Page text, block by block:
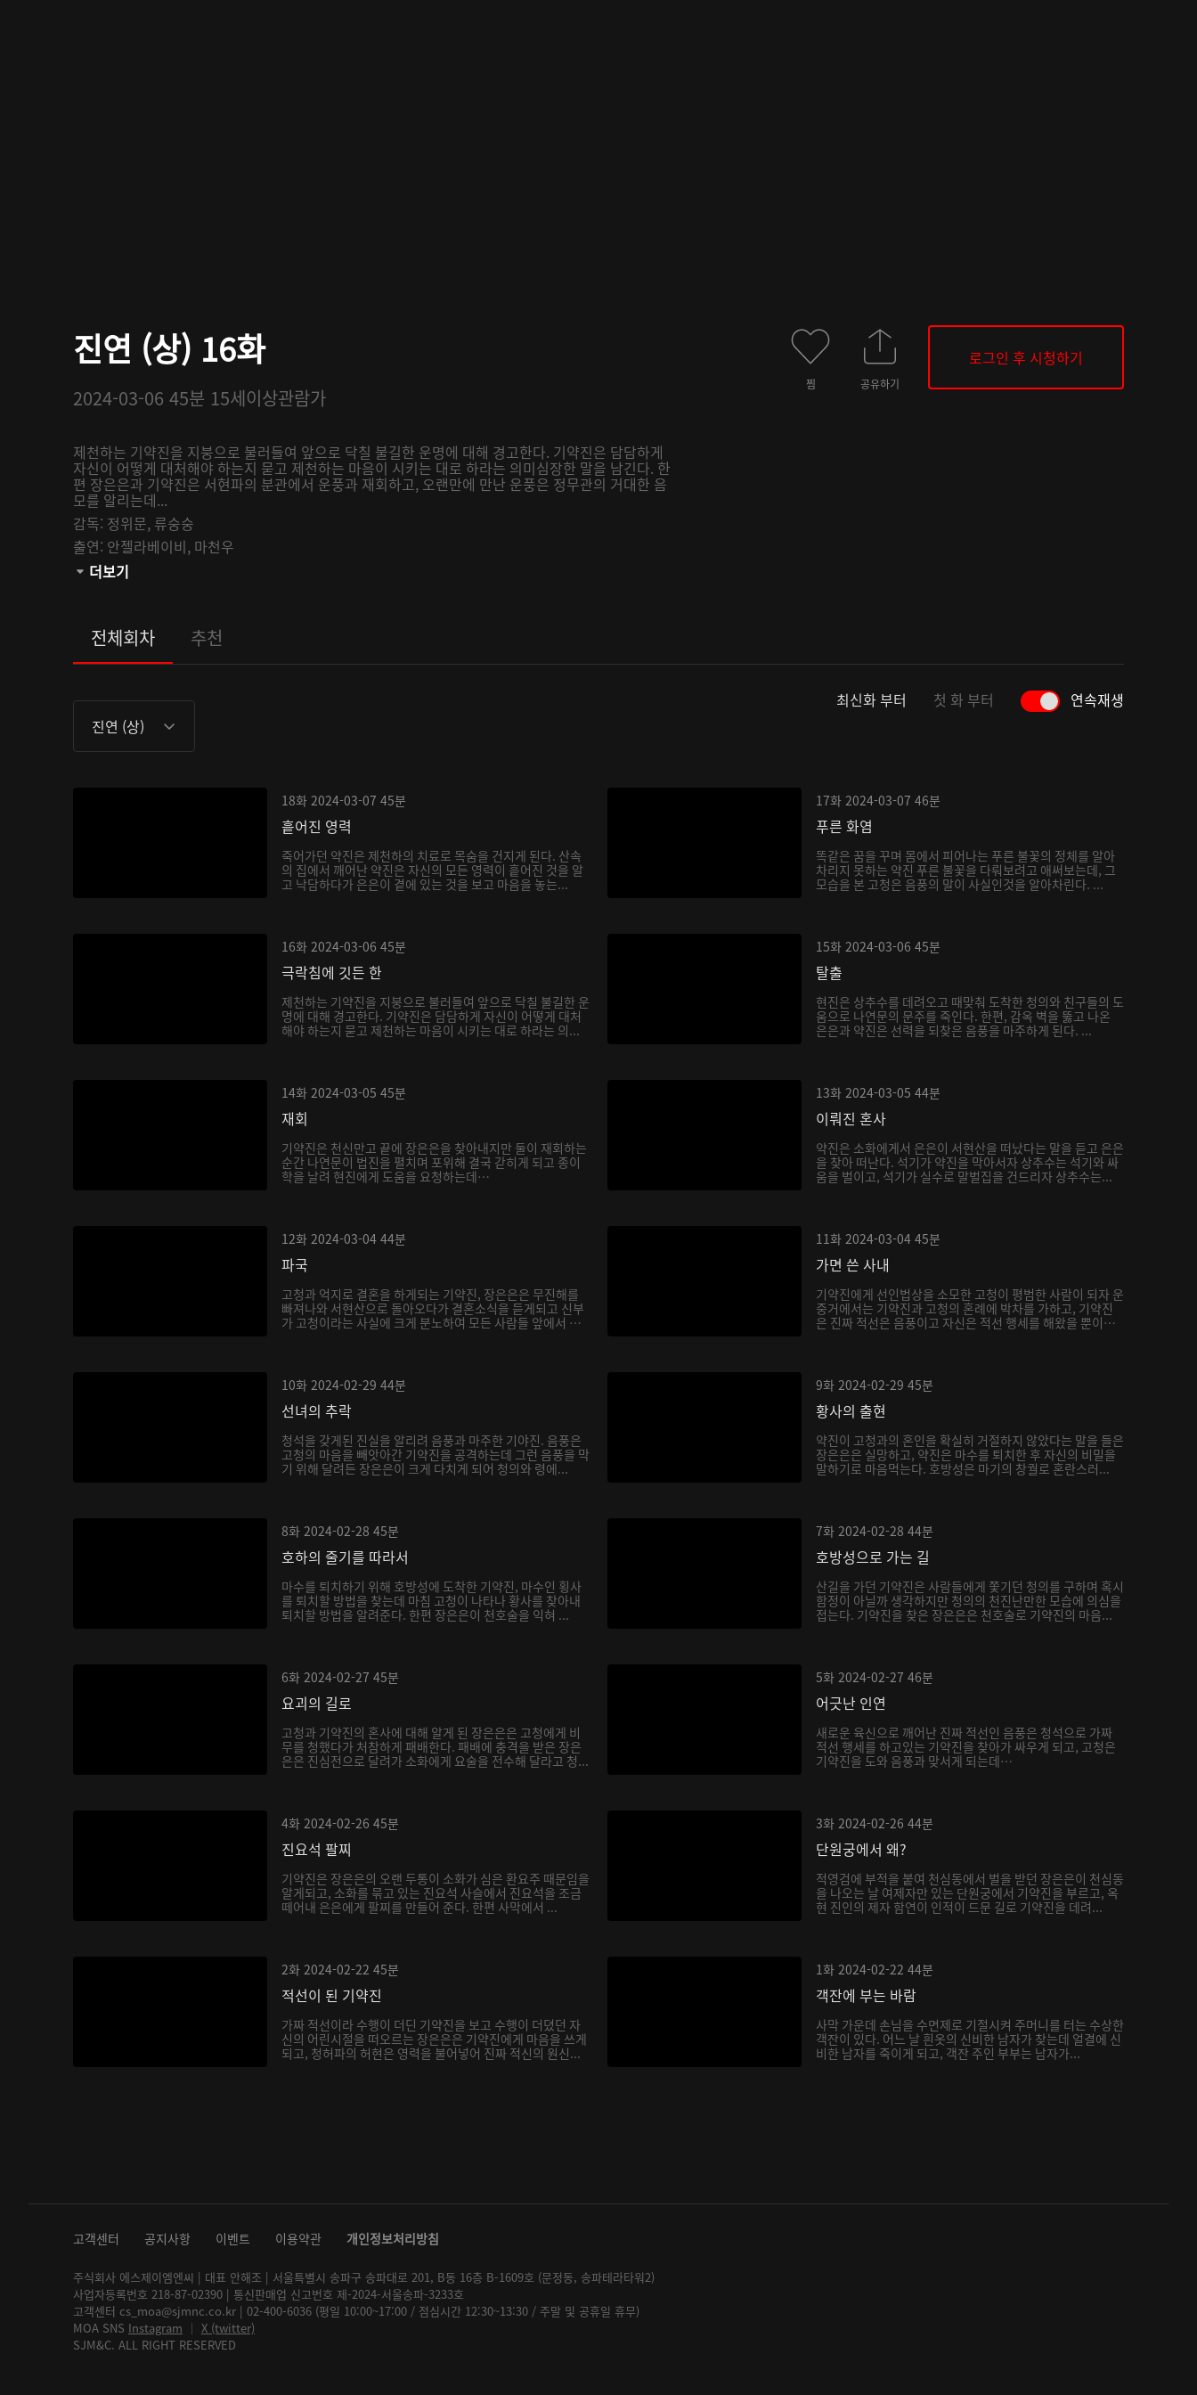
진연 (상) 16화
2024-03-06 45분 15세이상관람가
제천하는 기약진을 지붕으로 불러들여 앞으로 닥칠 불길한 운명에 대해 경고한다. 기약진은 담담하게
자신이 어떻게 대처해야 하는지 묻고 제천하는 마음이 시키는 대로 하라는 의미심장한 말을 남긴다. 한
편 장은은과 기약진은 서현파의 분관에서 운풍과 재회하고, 오랜만에 만난 운풍은 정무관의 거대한 음
모를 알리는데...
감독: 정위문, 류숭숭
출연: 안젤라베이비, 마천우
관람등급:
더보기
찜 공유하기
로그인 후 시청하기
전체회차 추천
진연 (상)
최신화 부터 첫 화 부터 연속재생
18화 2024-03-07 45분
흩어진 영력
죽어가던 약진은 제천하의 치료로 목숨을 건지게 된다. 산속
의 집에서 깨어난 약진은 자신의 모든 영력이 흩어진 것을 알
고 낙담하다가 은은이 곁에 있는 것을 보고 마음을 놓는...
17화 2024-03-07 46분
푸른 화염
똑같은 꿈을 꾸며 몸에서 피어나는 푸른 불꽃의 정체를 알아
차리지 못하는 약진 푸른 불꽃을 다뤄보려고 애써보는데, 그
모습을 본 고청은 음풍의 말이 사실인것을 알아차린다. ...
16화 2024-03-06 45분
극락침에 깃든 한
제천하는 기약진을 지붕으로 불러들여 앞으로 닥칠 불길한 운
명에 대해 경고한다. 기약진은 담담하게 자신이 어떻게 대처
해야 하는지 묻고 제천하는 마음이 시키는 대로 하라는 의...
15화 2024-03-06 45분
탈출
현진은 상추수를 데려오고 때맞춰 도착한 청의와 친구들의 도
움으로 나연문의 문주를 죽인다. 한편, 감옥 벽을 뚫고 나온
은은과 약진은 선력을 되찾은 음풍을 마주하게 된다. ...
14화 2024-03-05 45분
재회
기약진은 천신만고 끝에 장은은을 찾아내지만 둘이 재회하는
순간 나연문이 법진을 펼치며 포위해 결국 갇히게 되고 종이
학을 날려 현진에게 도움을 요청하는데…
13화 2024-03-05 44분
이뤄진 혼사
약진은 소화에게서 은은이 서현산을 떠났다는 말을 듣고 은은
을 찾아 떠난다. 석기가 약진을 막아서자 상추수는 석기와 싸
움을 벌이고, 석기가 실수로 말벌집을 건드리자 상추수는...
12화 2024-03-04 44분
파국
고청과 억지로 결혼을 하게되는 기약진, 장은은은 무진해를
빠져나와 서현산으로 돌아오다가 결혼소식을 듣게되고 신부
가 고청이라는 사실에 크게 분노하여 모든 사람들 앞에서 천
11화 2024-03-04 45분
가면 쓴 사내
기약진에게 선인법상을 소모한 고청이 평범한 사람이 되자 운
중거에서는 기약진과 고청의 혼례에 박차를 가하고, 기약진
은 진짜 적선은 음풍이고 자신은 적선 행세를 해왔을 뿐이
10화 2024-02-29 44분
선녀의 추락
청석을 갖게된 진실을 알리려 음풍과 마주한 기야진. 음풍은
고청의 마음을 빼앗아간 기약진을 공격하는데 그런 음풍을 막
기 위해 달려든 장은은이 크게 다치게 되어 청의와 령에...
9화 2024-02-29 45분
황사의 출현
약진이 고청과의 혼인을 확실히 거절하지 않았다는 말을 들은
장은은은 실망하고, 약진은 마수를 퇴치한 후 자신의 비밀을
말하기로 마음먹는다. 호방성은 마기의 창궐로 혼란스러...
8화 2024-02-28 45분
호하의 줄기를 따라서
마수를 퇴치하기 위해 호방성에 도착한 기약진, 마수인 횡사
를 퇴치할 방법을 찾는데 마침 고청이 나타나 황사를 찾아내
퇴치할 방법을 알려준다. 한편 장은은이 천호술을 익혀 ...
7화 2024-02-28 44분
호방성으로 가는 길
산길을 가던 기약진은 사람들에게 쫓기던 청의를 구하며 혹시
함정이 아닐까 생각하지만 청의의 천진난만한 모습에 의심을
접는다. 기약진을 찾은 장은은은 천호술로 기약진의 마음...
6화 2024-02-27 45분
요괴의 길로
고청과 기약진의 혼사에 대해 알게 된 장은은은 고청에게 비
무를 청했다가 처참하게 패배한다. 패배에 충격을 받은 장은
은은 진심전으로 달려가 소화에게 요술을 전수해 달라고 청...
5화 2024-02-27 46분
어긋난 인연
새로운 육신으로 깨어난 진짜 적선인 음풍은 청석으로 가짜
적선 행세를 하고있는 기약진을 찾아가 싸우게 되고, 고청은
기약진을 도와 음풍과 맞서게 되는데…
4화 2024-02-26 45분
진요석 팔찌
기약진은 장은은의 오랜 두통이 소화가 심은 환요주 때문임을
알게되고, 소화를 묶고 있는 진요석 사슬에서 진요석을 조금
떼어내 은은에게 팔찌를 만들어 준다. 한편 사막에서 ...
3화 2024-02-26 44분
단원궁에서 왜?
적영검에 부적을 붙여 천심동에서 벌을 받던 장은은이 천심동
을 나오는 날 여제자만 있는 단원궁에서 기약진을 부르고, 옥
현 진인의 제자 함연이 인적이 드문 길로 기약진을 데려...
2화 2024-02-22 45분
적선이 된 기약진
가짜 적선이라 수행이 더딘 기약진을 보고 수행이 더뎠던 자
신의 어린시절을 떠오르는 장은은은 기약진에게 마음을 쓰게
되고, 청허파의 허현은 영력을 불어넣어 진짜 적신의 원신...
1화 2024-02-22 44분
객잔에 부는 바람
사막 가운데 손님을 수면제로 기절시켜 주머니를 터는 수상한
객잔이 있다. 어느 날 흰옷의 신비한 남자가 찾는데 얼결에 신
비한 남자를 죽이게 되고, 객잔 주인 부부는 남자가...
고객센터 공지사항 이벤트 이용약관 개인정보처리방침
주식회사 에스제이엠엔씨 | 대표 안해조 | 서울특별시 송파구 송파대로 201, B동 16층 B-1609호 (문정동, 송파테라타워2)
사업자등록번호 218-87-02390 | 통신판매업 신고번호 제-2024-서울송파-3233호
고객센터 cs_moa@sjmnc.co.kr | 02-400-6036 (평일 10:00~17:00 / 점심시간 12:30~13:30 / 주말 및 공휴일 휴무)
MOA SNS Instagram │ X (twitter)
SJM&C. ALL RIGHT RESERVED